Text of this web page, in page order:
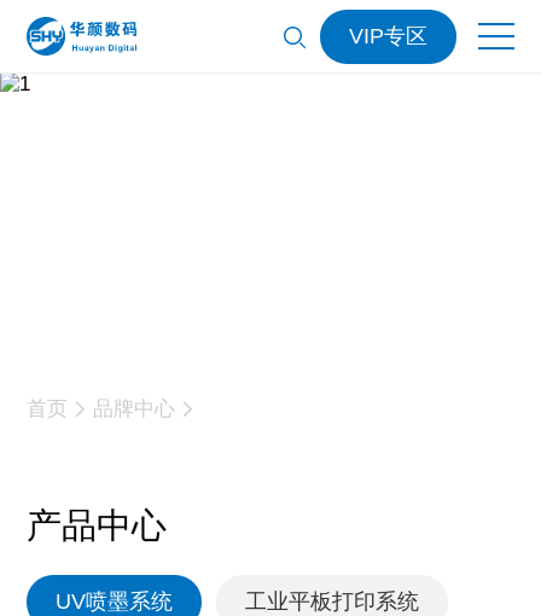
VIP专区
首页 品牌中心
产品中心
UV喷墨系统 工业平板打印系统